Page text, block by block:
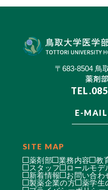
〒683-8504 鳥
薬剤
E-MAIL
SITE MAP
薬剤部 業務内容 教
スタッフ
ロールモデ
新着情報
お問い合わ
製薬企業の方
薬学生